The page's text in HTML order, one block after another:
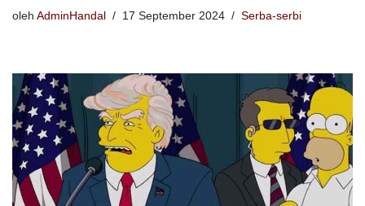
oleh AdminHandal 17 September 2024 Serba-serbi